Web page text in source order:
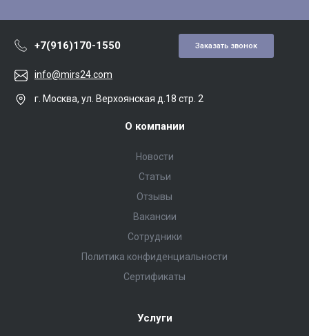
+7(916)170-1550 Заказать звонок
info@mirs24.com
г. Москва, ул. Верхоянская д.18 стр. 2
О компании
Новости
Статьи
Отзывы
Вакансии
Сотрудники
Политика конфиденциальности
Сертификаты
Услуги